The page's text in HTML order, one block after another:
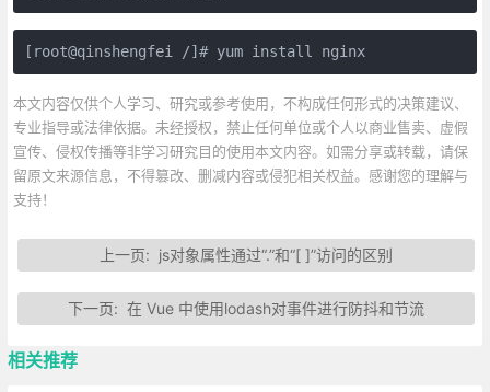
[root@qinshengfei /]# yum install nginx
本文内容仅供个人学习、研究或参考使用，不构成任何形式的决策建议、
专业指导或法律依据。未经授权，禁止任何单位或个人以商业售卖、虚假
宣传、侵权传播等非学习研究目的使用本文内容。如需分享或转载，请保
留原文来源信息，不得篡改、删减内容或侵犯相关权益。感谢您的理解与
支持！
上一页: js对象属性通过“.”和“[ ]”访问的区别
下一页: 在 Vue 中使用lodash对事件进行防抖和节流
相关推荐